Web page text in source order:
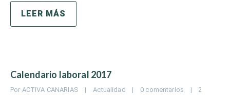
LEER MÁS
Calendario laboral 2017
Por ACTIVA CANARIAS | Actualidad | 0 comentarios |
2